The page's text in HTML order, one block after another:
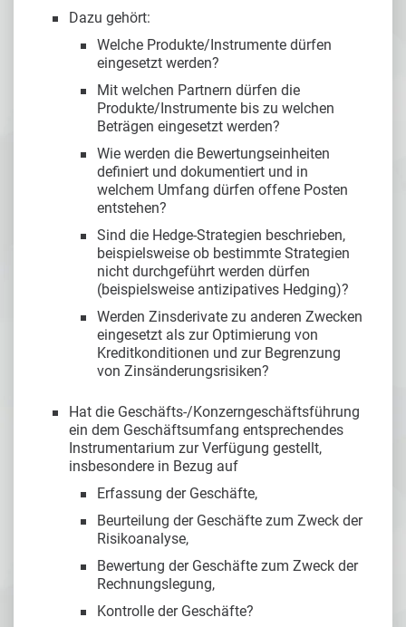
Dazu gehört:
Welche Produkte/Instrumente dürfen
eingesetzt werden?
Mit welchen Partnern dürfen die
Produkte/Instrumente bis zu welchen
Beträgen eingesetzt werden?
Wie werden die Bewertungseinheiten
definiert und dokumentiert und in
welchem Umfang dürfen offene Posten
entstehen?
Sind die Hedge-Strategien beschrieben,
beispielsweise ob bestimmte Strategien
nicht durchgeführt werden dürfen
(beispielsweise antizipatives Hedging)?
Werden Zinsderivate zu anderen Zwecken
eingesetzt als zur Optimierung von
Kreditkonditionen und zur Begrenzung
von Zinsänderungsrisiken?
Hat die Geschäfts-/Konzerngeschäftsführung
ein dem Geschäftsumfang entsprechendes
Instrumentarium zur Verfügung gestellt,
insbesondere in Bezug auf
Erfassung der Geschäfte,
Beurteilung der Geschäfte zum Zweck der
Risikoanalyse,
Bewertung der Geschäfte zum Zweck der
Rechnungslegung,
Kontrolle der Geschäfte?